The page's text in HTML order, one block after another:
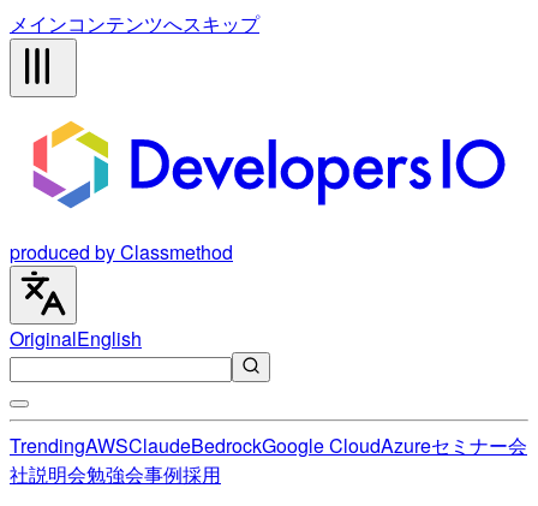
メインコンテンツへスキップ
produced by Classmethod
OriginalEnglish
TrendingAWSClaudeBedrockGoogle CloudAzureセミナー会
社説明会勉強会事例採用